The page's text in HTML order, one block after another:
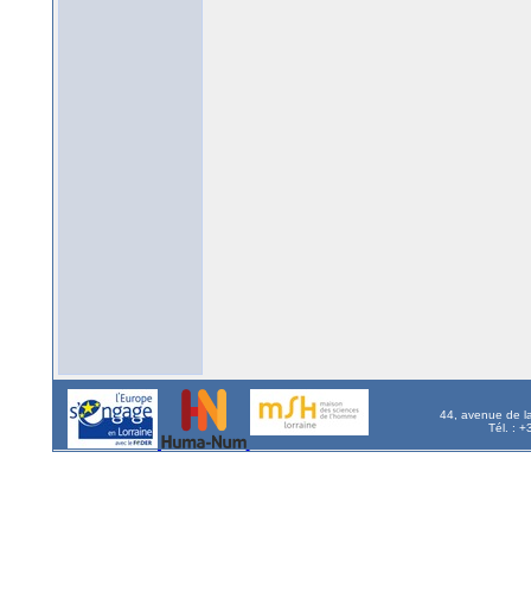
44, avenue de
Tél. :